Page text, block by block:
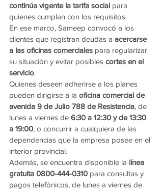
continúa vigente la tarifa social para
quienes cumplan con los requisitos.
En ese marco, Sameep convocó a los
clientes que registran deudas a acercarse
a las oficinas comerciales para regularizar
su situación y evitar posibles cortes en el
servicio.
Quienes deseen adherirse a los planes
pueden dirigirse a la oficina comercial de
avenida 9 de Julio 788 de Resistencia, de
lunes a viernes de 6:30 a 12:30 y de 13:30
a 19:00, o concurrir a cualquiera de las
dependencias que la empresa posee en el
interior provincial.
Además, se encuentra disponible la línea
gratuita 0800-444-0310 para consultas y
pagos telefónicos, de lunes a viernes de